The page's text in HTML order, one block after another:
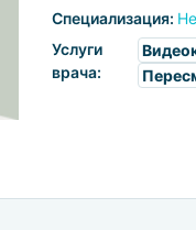
Специализация:
Услуги
врача: